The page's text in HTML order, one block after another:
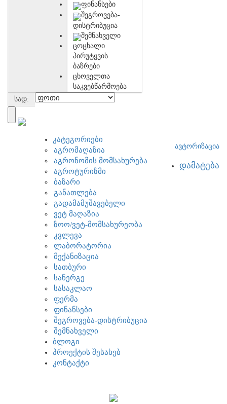
ფინანსები
შეგროვება-
დისტრიბუცია
შემნახველი
ცოცხალი
პირუტყვის
ბაზრები
ცხოველთა
საკვებწარმოება
სად:
ავტორიზაცია
დამატება
კატეგორიები
აგრომაღაზია
აგრონომის მომსახურება
აგროტურიზმი
ბაზარი
განათლება
გადამამუშავებელი
ვეტ მაღაზია
ზოო/ვეტ-მომსახურეობა
კვლევა
ლაბორატორია
მექანიზაცია
სათბური
სანერგე
სასაკლაო
ფერმა
ფინანსები
შეგროვება-დისტრიბუცია
შემნახველი
ბლოგი
პროექტის შესახებ
კონტაქტი